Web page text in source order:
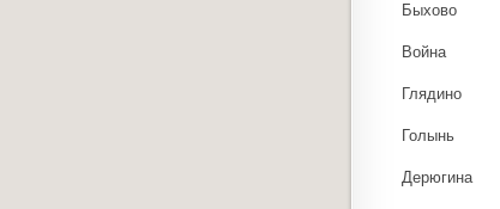
Быхово
Война
Глядино
Голынь
Дерюгина